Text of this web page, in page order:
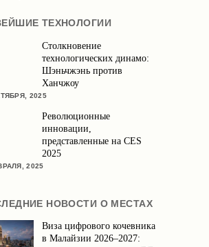
ТЕХНОЛОГИИ
Столкновение
технологических динамо:
Шэньчжэнь против
Ханчжоу
2025
Революционные
инновации,
представленные на CES
2025
2025
НОВОСТИ О МЕСТАХ
Виза цифрового кочевника
в Малайзии 2026–2027: